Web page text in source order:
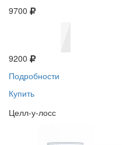
9700
9200
Подробности
Купить
Целл-у-лосс